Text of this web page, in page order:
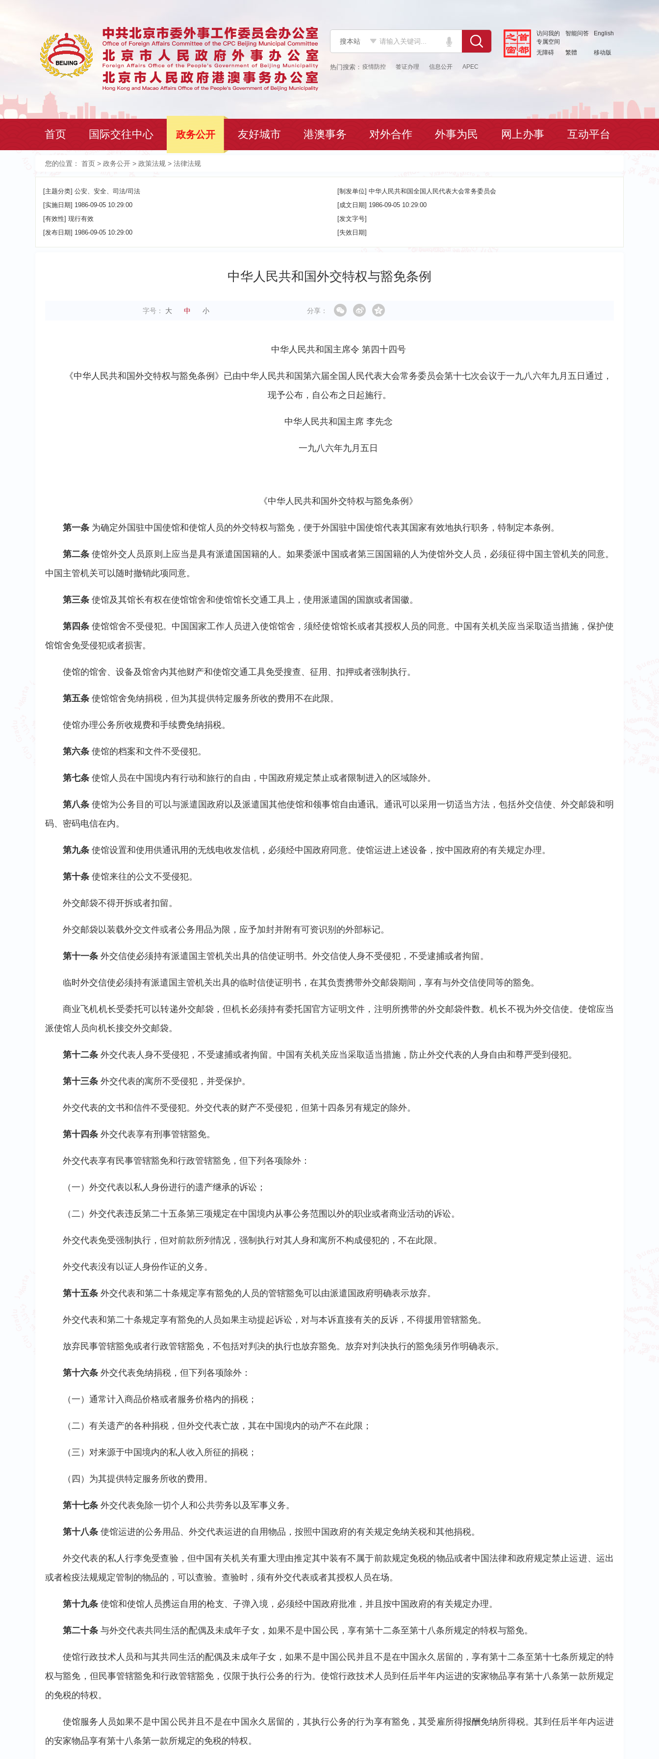
搜本站
疫情防控 签证办理 信息公开 APEC
访问我的
专属空间
智能问答 English
无障碍 繁體 移动版
首页 国际交往中心 政务公开 友好城市 港澳事务 对外合作 外事为民 网上办事 互动平台
您的位置： 首页 > 政务公开 > 政策法规 > 法律法规
[主题分类] 公安、安全、司法/司法 [制发单位] 中华人民共和国全国人民代表大会常务委员会
[实施日期] 1986-09-05 10:29:00 [成文日期] 1986-09-05 10:29:00
[发文字号]
[有效性] 现行有效
[失效日期]
[发布日期] 1986-09-05 10:29:00
中华人民共和国外交特权与豁免条例
字号： 大 中 小 分享：
中华人民共和国主席令 第四十四号
《中华人民共和国外交特权与豁免条例》已由中华人民共和国第六届全国人民代表大会常务委员会第十七次会议于一九八六年九月五日通过，
现予公布，自公布之日起施行。
中华人民共和国主席 李先念
一九八六年九月五日
《中华人民共和国外交特权与豁免条例》
第一条 为确定外国驻中国使馆和使馆人员的外交特权与豁免，便于外国驻中国使馆代表其国家有效地执行职务，特制定本条例。
第二条 使馆外交人员原则上应当是具有派遣国国籍的人。如果委派中国或者第三国国籍的人为使馆外交人员，必须征得中国主管机关的同意。
中国主管机关可以随时撤销此项同意。
第三条 使馆及其馆长有权在使馆馆舍和使馆馆长交通工具上，使用派遣国的国旗或者国徽。
第四条 使馆馆舍不受侵犯。中国国家工作人员进入使馆馆舍，须经使馆馆长或者其授权人员的同意。中国有关机关应当采取适当措施，保护使
馆馆舍免受侵犯或者损害。
使馆的馆舍、设备及馆舍内其他财产和使馆交通工具免受搜查、征用、扣押或者强制执行。
第五条 使馆馆舍免纳捐税，但为其提供特定服务所收的费用不在此限。
使馆办理公务所收规费和手续费免纳捐税。
第六条 使馆的档案和文件不受侵犯。
第七条 使馆人员在中国境内有行动和旅行的自由，中国政府规定禁止或者限制进入的区域除外。
第八条使馆为公务目的可以与派遣国政府以及派遣国其他使馆和领事馆自由通讯。通讯可以采用一切适当方法，包括外交信使、外交邮袋和明
码、密码电信在内。
第九条 使馆设置和使用供通讯用的无线电收发信机，必须经中国政府同意。使馆运进上述设备，按中国政府的有关规定办理。
第十条 使馆来往的公文不受侵犯。
外交邮袋不得开拆或者扣留。
外交邮袋以装载外交文件或者公务用品为限，应予加封并附有可资识别的外部标记。
第十一条 外交信使必须持有派遣国主管机关出具的信使证明书。外交信使人身不受侵犯，不受逮捕或者拘留。
临时外交信使必须持有派遣国主管机关出具的临时信使证明书，在其负责携带外交邮袋期间，享有与外交信使同等的豁免。
商业飞机机长受委托可以转递外交邮袋，但机长必须持有委托国官方证明文件，注明所携带的外交邮袋件数。机长不视为外交信使。使馆应当
派使馆人员向机长接交外交邮袋。
第十二条 外交代表人身不受侵犯，不受逮捕或者拘留。中国有关机关应当采取适当措施，防止外交代表的人身自由和尊严受到侵犯。
第十三条 外交代表的寓所不受侵犯，并受保护。
外交代表的文书和信件不受侵犯。外交代表的财产不受侵犯，但第十四条另有规定的除外。
第十四条 外交代表享有刑事管辖豁免。
外交代表享有民事管辖豁免和行政管辖豁免，但下列各项除外：
（一）外交代表以私人身份进行的遗产继承的诉讼；
（二）外交代表违反第二十五条第三项规定在中国境内从事公务范围以外的职业或者商业活动的诉讼。
外交代表免受强制执行，但对前款所列情况，强制执行对其人身和寓所不构成侵犯的，不在此限。
外交代表没有以证人身份作证的义务。
第十五条 外交代表和第二十条规定享有豁免的人员的管辖豁免可以由派遣国政府明确表示放弃。
外交代表和第二十条规定享有豁免的人员如果主动提起诉讼，对与本诉直接有关的反诉，不得援用管辖豁免。
放弃民事管辖豁免或者行政管辖豁免，不包括对判决的执行也放弃豁免。放弃对判决执行的豁免须另作明确表示。
第十六条 外交代表免纳捐税，但下列各项除外：
（一）通常计入商品价格或者服务价格内的捐税；
（二）有关遗产的各种捐税，但外交代表亡故，其在中国境内的动产不在此限；
（三）对来源于中国境内的私人收入所征的捐税；
（四）为其提供特定服务所收的费用。
第十七条 外交代表免除一切个人和公共劳务以及军事义务。
第十八条 使馆运进的公务用品、外交代表运进的自用物品，按照中国政府的有关规定免纳关税和其他捐税。
外交代表的私人行李免受查验，但中国有关机关有重大理由推定其中装有不属于前款规定免税的物品或者中国法律和政府规定禁止运进、运出
或者检疫法规规定管制的物品的，可以查验。查验时，须有外交代表或者其授权人员在场。
第十九条 使馆和使馆人员携运自用的枪支、子弹入境，必须经中国政府批准，并且按中国政府的有关规定办理。
第二十条 与外交代表共同生活的配偶及未成年子女，如果不是中国公民，享有第十二条至第十八条所规定的特权与豁免。
使馆行政技术人员和与其共同生活的配偶及未成年子女，如果不是中国公民并且不是在中国永久居留的，享有第十二条至第十七条所规定的特
权与豁免，但民事管辖豁免和行政管辖豁免，仅限于执行公务的行为。使馆行政技术人员到任后半年内运进的安家物品享有第十八条第一款所规定
的免税的特权。
使馆服务人员如果不是中国公民并且不是在中国永久居留的，其执行公务的行为享有豁免，其受雇所得报酬免纳所得税。其到任后半年内运进
的安家物品享有第十八条第一款所规定的免税的特权。